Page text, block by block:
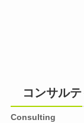
コンサル
Consulting